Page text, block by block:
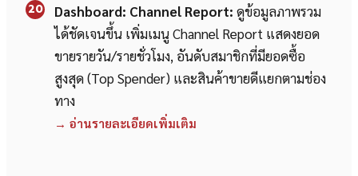
20 Dashboard: Channel Report: ดูข้อมูลภาพรวม
ได้ชัดเจนขึ้น เพิ่มเมนู Channel Report แสดงยอด
ขายรายวัน/รายชั่วโมง, อันดับสมาชิกที่มียอดซื้อ
สูงสุด (Top Spender) และสินค้าขายดีแยกตามช่อง
ทาง
→ อ่านรายละเอียดเพิ่มเติม